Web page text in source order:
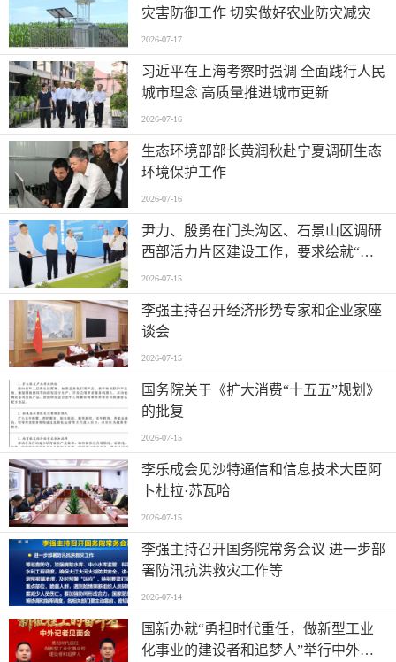
灾害防御工作 切实做好农业防灾减灾
2026-07-17
习近平在上海考察时强调 全面践行人民
城市理念 高质量推进城市更新
2026-07-16
生态环境部部长黄润秋赴宁夏调研生态
环境保护工作
2026-07-16
尹力、殷勇在门头沟区、石景山区调研
西部活力片区建设工作，要求绘就“山
水京西、活力永定”新图景
2026-07-15
李强主持召开经济形势专家和企业家座
谈会
2026-07-15
国务院关于《扩大消费“十五五”规划》
的批复
2026-07-15
李乐成会见沙特通信和信息技术大臣阿
卜杜拉·苏瓦哈
2026-07-15
李强主持召开国务院常务会议 进一步部
署防汛抗洪救灾工作等
2026-07-14
国新办就“勇担时代重任，做新型工业
化事业的建设者和追梦人”举行中外记